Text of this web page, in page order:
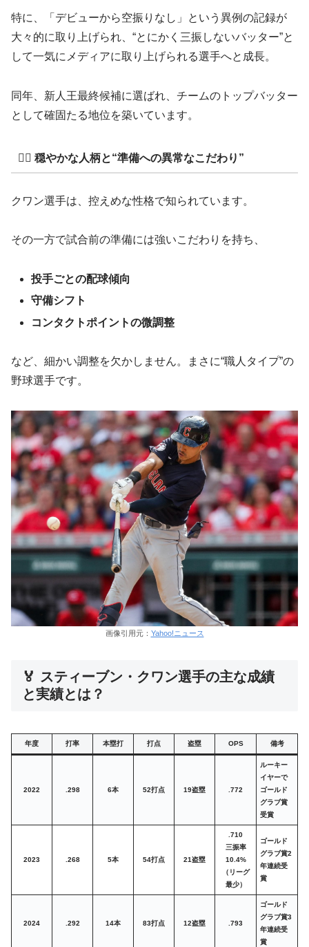
特に、「デビューから空振りなし」という異例の記録が
大々的に取り上げられ、“とにかく三振しないバッター”と
して一気にメディアに取り上げられる選手へと成長。
同年、新人王最終候補に選ばれ、チームのトップバッター
として確固たる地位を築いています。
🧘‍♂️ 穏やかな人柄と“準備への異常なこだわり”
クワン選手は、控えめな性格で知られています。
その一方で試合前の準備には強いこだわりを持ち、
投手ごとの配球傾向
守備シフト
コンタクトポイントの微調整
など、細かい調整を欠かしません。まさに“職人タイプ”の
野球選手です。
画像引用元： Yahoo!ニュース
🏅 スティーブン・クワン選手の主な成績
と実績とは？
年度 打率 本塁打 打点 盗塁 OPS 備考
2022 .298 6本 52打点 19盗塁 .772
ルーキー
イヤーで
ゴールド
グラブ賞
受賞
2023 .268 5本 54打点 21盗塁
.710
三振率
10.4%
（リーグ
最少）
ゴールド
グラブ賞2
年連続受
賞
2024 .292 14本 83打点 12盗塁 .793
ゴールド
グラブ賞3
年連続受
賞